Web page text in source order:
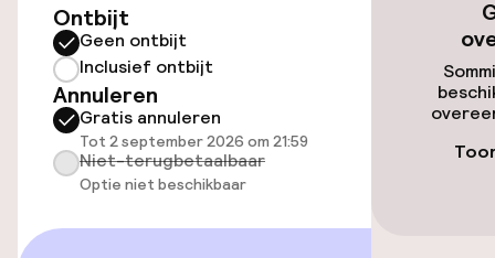
locatie
Fietsverhuur
Toegankelijkheid
Overal rolstoeltoegankelijk
Ontbijt
Geen ontbijt
Inclusief ontbijt
Annuleren
Gratis annuleren
Tot 2 september 2026 om 21:59
Niet-terugbetaalbaar
Optie niet beschikbaar